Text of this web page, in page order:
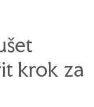
krok za